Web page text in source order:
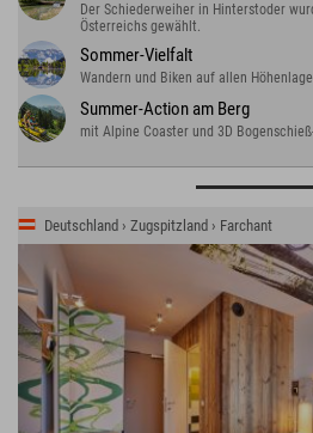
Der Schiederweiher in Hinterstoder
Österreichs gewählt.
Sommer-Vielfalt
Wandern und Biken auf allen
Summer-Action am Berg
mit Alpine Coaster und 3D
Deutschland › Zugspitzland › Farchant